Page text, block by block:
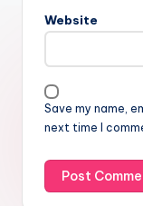
Website
Save my name,
next time I